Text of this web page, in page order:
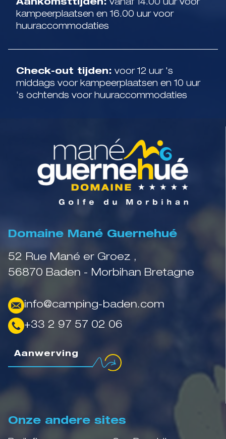
Aankomsttijden: vanaf 14.00 uur voor
kampeerplaatsen en 16.00 uur voor
huuraccommodaties
Check-out tijden: voor 12 uur 's
middags voor kampeerplaatsen en 10 uur
's ochtends voor huuraccommodaties
Domaine Mané Guernehué
52 Rue Mané er Groez ,
56870 Baden - Morbihan Bretagne
info@camping-baden.com
+33 2 97 57 02 06
Aanwerving
Onze andere sites